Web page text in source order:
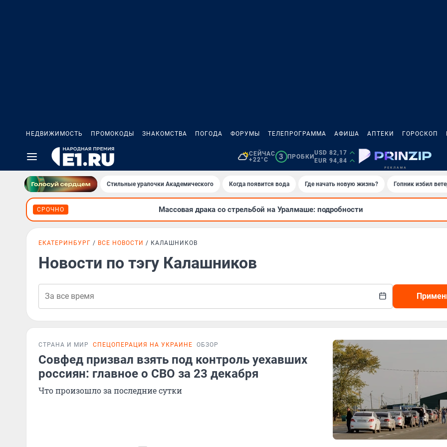
НЕДВИЖИМОСТЬ ПРОМОКОДЫ ЗНАКОМСТВА ПОГОДА ФОРУМЫ ТЕЛЕПРОГРАММА АФИША АПТЕКИ ГОРОСКОП
СЕЙЧАС
+22°C
3 ПРОБКИ
USD 82,17
EUR 94,84
Стильные уралочки Академического Когда появится вода Где начать новую жизнь? Гопник избил
СРОЧНО Массовая драка со стрельбой на Уралмаше: подробности
ЕКАТЕРИНБУРГ ВСЕ НОВОСТИ КАЛАШНИКОВ
Новости по тэгу Калашников
СТРАНА И МИР СПЕЦОПЕРАЦИЯ НА УКРАИНЕ ОБЗОР
Совфед призвал взять под контроль уехавших
россиян: главное о СВО за 23 декабря
Что произошло за последние сутки